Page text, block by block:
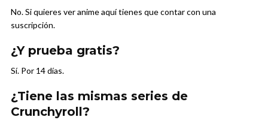
No. Si quieres ver anime aquí tienes que contar con una
suscripción.
¿Y prueba gratis?
Sí. Por 14 días.
¿Tiene las mismas series de
Crunchyroll?